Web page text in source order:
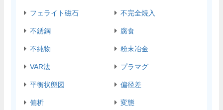
フェライト磁石 不完全焼入
不銹鋼 腐食
不純物 粉末冶金
VAR法 プラマグ
平衡状態図 偏径差
偏析 変態